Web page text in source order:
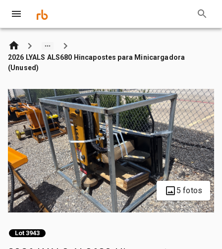
2026 LYALS ALS680 Hincapostes para Minicargadora
(Unused)
5 fotos
Lot 3943